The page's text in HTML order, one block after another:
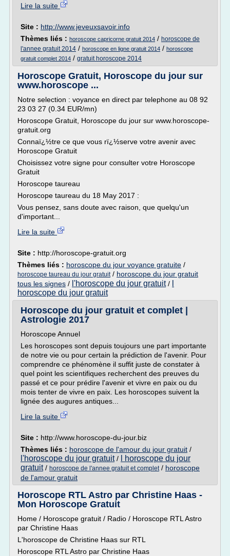
Lire la suite
Site : http://www.jeveuxsavoir.info
Thèmes liés : horoscope capricorne gratuit 2014 / horoscope de
l'annee gratuit 2014 / horoscope en ligne gratuit 2014 / horoscope
gratuit complet 2014 / gratuit horoscope 2014
Horoscope Gratuit, Horoscope du jour sur
www.horoscope ...
Notre selection : voyance en direct par telephone au 08 92
23 03 27 (0.34 EUR/mn)
Horoscope Gratuit, Horoscope du jour sur www.horoscope-
gratuit.org
Connaï¿½tre ce que vous rï¿½serve votre avenir avec
Horoscope Gratuit
Choisissez votre signe pour consulter votre Horoscope
Gratuit
Horoscope taureau
Horoscope taureau du 18 May 2017 :
Vous pensez, sans doute avec raison, que quelqu'un
d'important...
Lire la suite
Site : http://horoscope-gratuit.org
Thèmes liés : horoscope du jour voyance gratuite /
horoscope taureau du jour gratuit/ horoscope du jour gratuit
tous les signes / l'horoscope du jour gratuit/
horoscope du jour gratuit
Horoscope du jour gratuit et complet |
Astrologie 2017
Horoscope Annuel
Les horoscopes sont depuis toujours une part importante
de notre vie ou pour certain la prédiction de l'avenir. Pour
comprendre ce phénomène il suffit juste de constater à
quel point les scientifiques recherchent des preuves du
passé et ce pour prédire l'avenir et vivre en paix ou du
mois tenter de vivre en paix. Les horoscopes suivent la
lignée des augures antiques...
Lire la suite
Site : http://www.horoscope-du-jour.biz
Thèmes liés : horoscope de l'amour du jour gratuit /
l'horoscope du jour gratuit/
l horoscope du jour
gratuit/ horoscope de l'annee gratuit et complet/ horoscope
de l'amour gratuit
Horoscope RTL Astro par Christine Haas -
Mon Horoscope Gratuit
Home / Horoscope gratuit / Radio / Horoscope RTL Astro
par Christine Haas
L'horoscope de Christine Haas sur RTL
Horoscope RTL Astro par Christine Haas